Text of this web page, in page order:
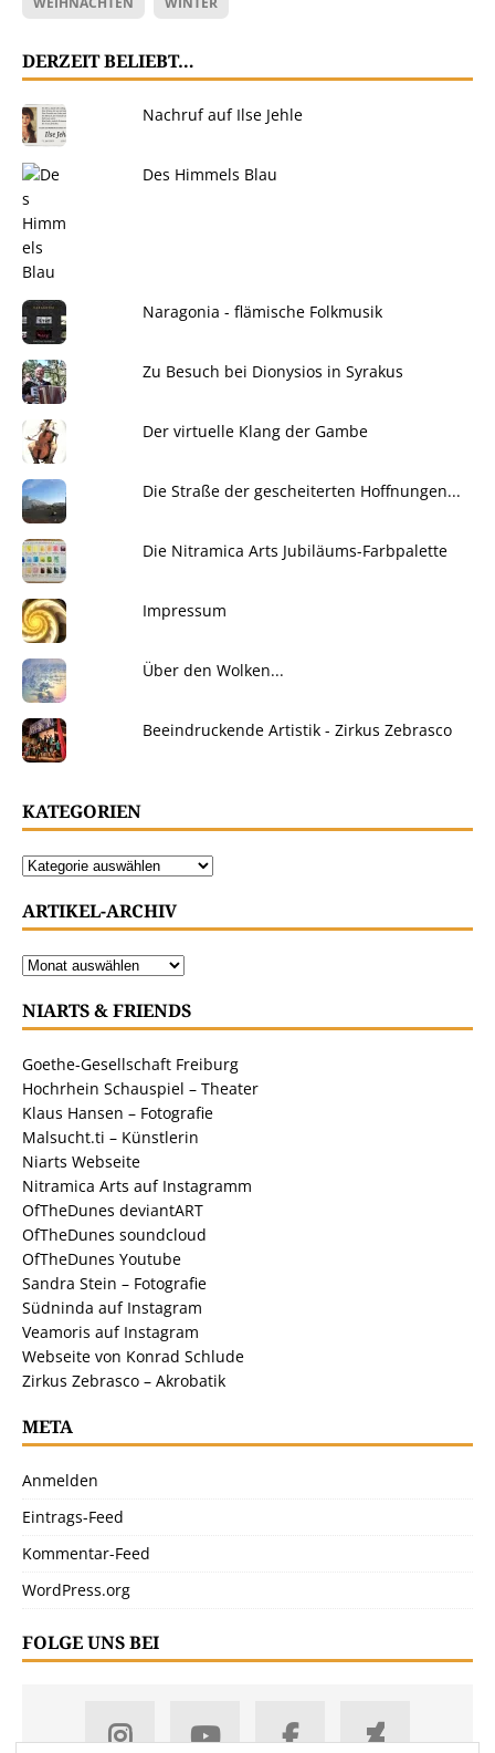
DERZEIT BELIEBT…
Nachruf auf Ilse Jehle
Des Himmels Blau
Naragonia - flämische Folkmusik
Zu Besuch bei Dionysios in Syrakus
Der virtuelle Klang der Gambe
Die Straße der gescheiterten Hoffnungen...
Die Nitramica Arts Jubiläums-Farbpalette
Impressum
Über den Wolken...
Beeindruckende Artistik - Zirkus Zebrasco
KATEGORIEN
ARTIKEL-ARCHIV
NIARTS & FRIENDS
Goethe-Gesellschaft Freiburg
Hochrhein Schauspiel – Theater
Klaus Hansen – Fotografie
Malsucht.ti – Künstlerin
Niarts Webseite
Nitramica Arts auf Instagramm
OfTheDunes deviantART
OfTheDunes soundcloud
OfTheDunes Youtube
Sandra Stein – Fotografie
Südninda auf Instagram
Veamoris auf Instagram
Webseite von Konrad Schlude
Zirkus Zebrasco – Akrobatik
META
Anmelden
Eintrags-Feed
Kommentar-Feed
WordPress.org
FOLGE UNS BEI